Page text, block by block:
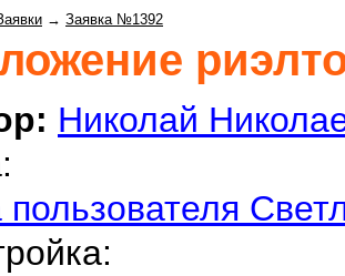
→ Заявка №1392
Николай
пользователя